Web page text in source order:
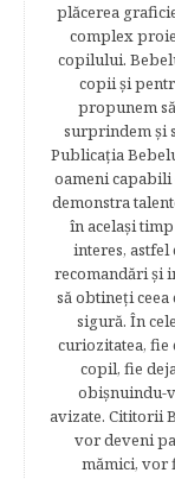
plăcerea
complex
copilului.
copii şi
propunem
surprindem şi
Publicația
oameni
demonstra
în acelaşi
interes, astfel
recomandări şi
să obtineţi
sigură. În
curiozitatea, fie
copil, fie
obişnuindu-
avizate. Cititorii
vor deveni
mămici, vor